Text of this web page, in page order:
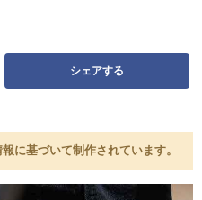
シェアする
に基づいて制作されています。